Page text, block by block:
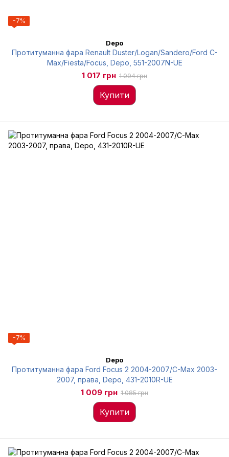
−7%
Depo
Протитуманна фара Renault Duster/Logan/Sandero/Ford C-
Max/Fiesta/Focus, Depo, 551-2007N-UE
1 017 грн 1 094 грн
Купити
−7%
Depo
Протитуманна фара Ford Focus 2 2004-2007/C-Max 2003-
2007, права, Depo, 431-2010R-UE
1 009 грн 1 085 грн
Купити